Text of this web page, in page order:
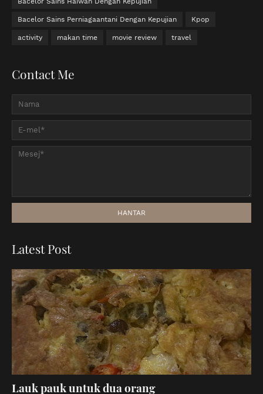
Bacelor Sains Perniagaantani Dengan Kepujian Kpop
activity makan time movie review travel
Contact Me
Latest Post
Lauk pauk untuk dua orang